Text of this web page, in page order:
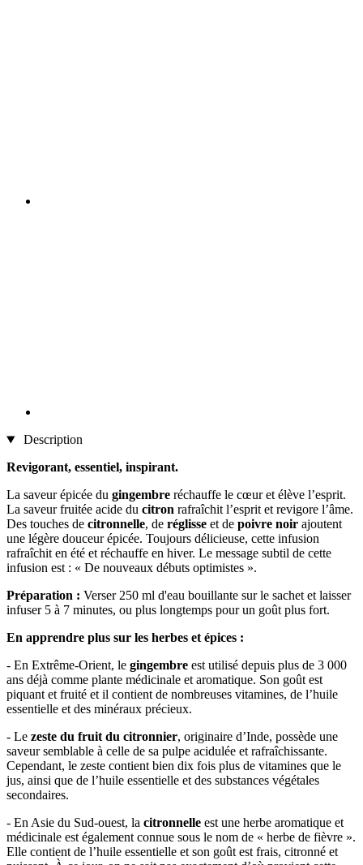
Description
Revigorant, essentiel, inspirant.
La saveur épicée du gingembre réchauffe le cœur et élève l’esprit.
La saveur fruitée acide du citron rafraîchit l’esprit et revigore l’âme.
Des touches de citronnelle, de réglisse et de poivre noir ajoutent
une légère douceur épicée. Toujours délicieuse, cette infusion
rafraîchit en été et réchauffe en hiver. Le message subtil de cette
infusion est : « De nouveaux débuts optimistes ».
Préparation : Verser 250 ml d'eau bouillante sur le sachet et laisser
infuser 5 à 7 minutes, ou plus longtemps pour un goût plus fort.
En apprendre plus sur les herbes et épices :
- En Extrême-Orient, le gingembre est utilisé depuis plus de 3 000
ans déjà comme plante médicinale et aromatique. Son goût est
piquant et fruité et il contient de nombreuses vitamines, de l’huile
essentielle et des minéraux précieux.
- Le zeste du fruit du citronnier, originaire d’Inde, possède une
saveur semblable à celle de sa pulpe acidulée et rafraîchissante.
Cependant, le zeste contient bien dix fois plus de vitamines que le
jus, ainsi que de l’huile essentielle et des substances végétales
secondaires.
- En Asie du Sud-ouest, la citronnelle est une herbe aromatique et
médicinale est également connue sous le nom de « herbe de fièvre ».
Elle contient de l’huile essentielle et son goût est frais, citronné et